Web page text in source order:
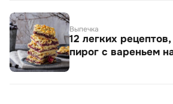
Выпечка
12 легких
пирог с вареньем